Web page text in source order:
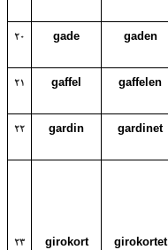
20 gade gaden
21 gaffel gaffelen
22 gardin gardinet
23 girokort girokortet